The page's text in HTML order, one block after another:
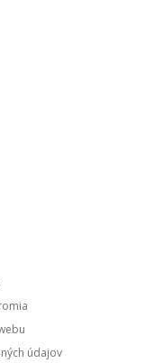
údajov